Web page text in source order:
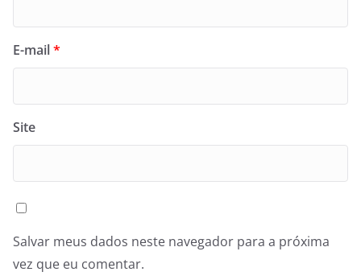
E-mail*
Site
Salvar meus dados neste navegador para a próxima
vez que eu comentar.